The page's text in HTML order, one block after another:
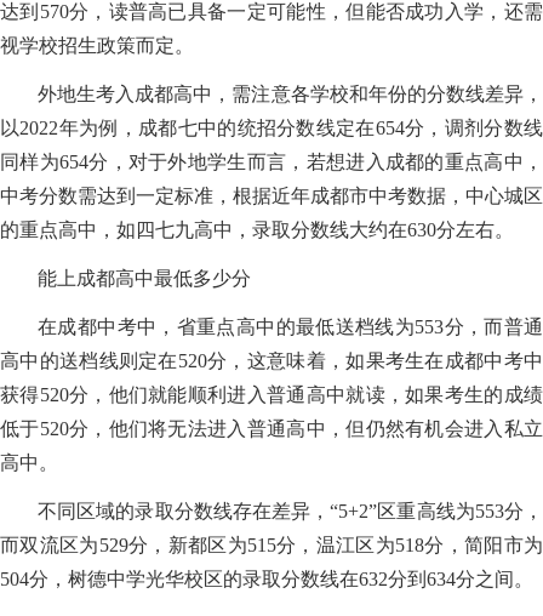
达到570分，读普高已具备一定可能性，但能否成功入学，还需
视学校招生政策而定。
外地生考入成都高中，需注意各学校和年份的分数线差异，
以2022年为例，成都七中的统招分数线定在654分，调剂分数线
同样为654分，对于外地学生而言，若想进入成都的重点高中，
中考分数需达到一定标准，根据近年成都市中考数据，中心城区
的重点高中，如四七九高中，录取分数线大约在630分左右。
能上成都高中最低多少分
在成都中考中，省重点高中的最低送档线为553分，而普通
高中的送档线则定在520分，这意味着，如果考生在成都中考中
获得520分，他们就能顺利进入普通高中就读，如果考生的成绩
低于520分，他们将无法进入普通高中，但仍然有机会进入私立
高中。
不同区域的录取分数线存在差异，“5+2”区重高线为553分，
而双流区为529分，新都区为515分，温江区为518分，简阳市为
504分，树德中学光华校区的录取分数线在632分到634分之间。